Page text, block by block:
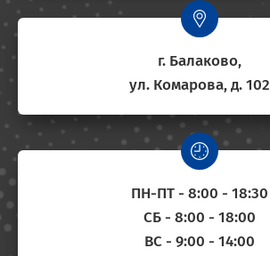
г. Балаково,
ул. Комарова, д. 102
ПН-ПТ - 8:00 - 18:30
СБ - 8:00 - 18:00
ВС - 9:00 - 14:00